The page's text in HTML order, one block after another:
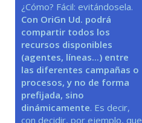
¿Cómo? Fácil: evitándosela.
Con OriGn Ud. podrá
compartir todos los
recursos disponibles
(agentes, líneas...) entre
las diferentes campañas o
procesos, y no de forma
prefijada, sino
dinámicamente. Es decir,
con decidir, por ejemplo, que